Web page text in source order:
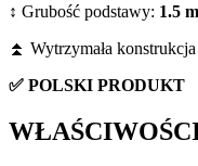
↕️ Grubość podstawy: 1.5
⏫ Wytrzymała konstrukcja
✅ POLSKI PRODUKT